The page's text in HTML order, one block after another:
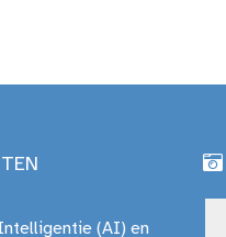
(AI) en